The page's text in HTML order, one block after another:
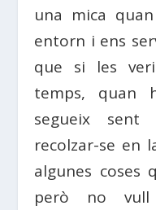
una mica
entorn i ens
que si les
temps, quan
segueix
recolzar-se en
algunes coses
però no vull